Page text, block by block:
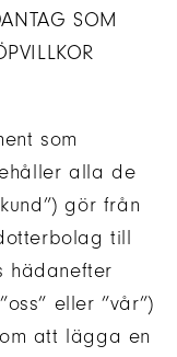
SOM
som
alla de
gör från
till
hädanefter
eller ”vår”)
att lägga en